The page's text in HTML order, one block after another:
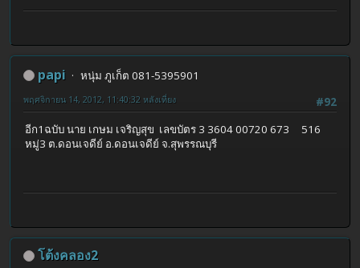
papi
หนุ่ม ภูเก็ต 081-5395901
#92
พฤศจิกายน 14, 2012, 11:40:32 หลังเที่ยง
อีก1ฉบับ นาย เกษม เจริญสุข เลขบัตร 3 3604 00720 673 516
หมู่3 ต.ดอนเจดีย์ อ.ดอนเจดีย์ จ.สุพรรณบุรี
โต้งคลอง2